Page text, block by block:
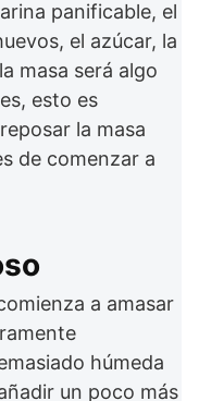
panificable, el
el azúcar, la
masa será algo
esto es
la masa
de comenzar a
a amasar
húmeda
un poco más